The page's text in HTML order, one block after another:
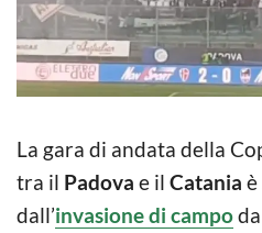
La gara di andata della
tra il Padova e il Catania
dall’invasione di campo